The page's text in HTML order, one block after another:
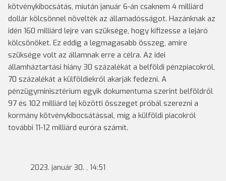
kötvénykibocsátás, miután január 6-án csaknem 4 milliárd
dollár kölcsönnel növelték az államadósságot. Hazánknak az
idén 160 milliárd lejre van szüksége, hogy kifizesse a lejáró
kölcsönöket. Ez eddig a legmagasabb összeg, amire
szüksége volt az államnak erre a célra. Az idei
államháztartási hiány 30 százalékát a belföldi pénzpiacokról,
70 százalékát a külföldiekről akarják fedezni. A
pénzügyminisztérium egyik dokumentuma szerint belföldről
97 és 102 milliárd lej közötti összeget próbál szerezni a
kormány kötvénykibocsátással, míg a külföldi piacokról
további 11-12 milliárd euróra számít.
2023. január 30. , 14:51